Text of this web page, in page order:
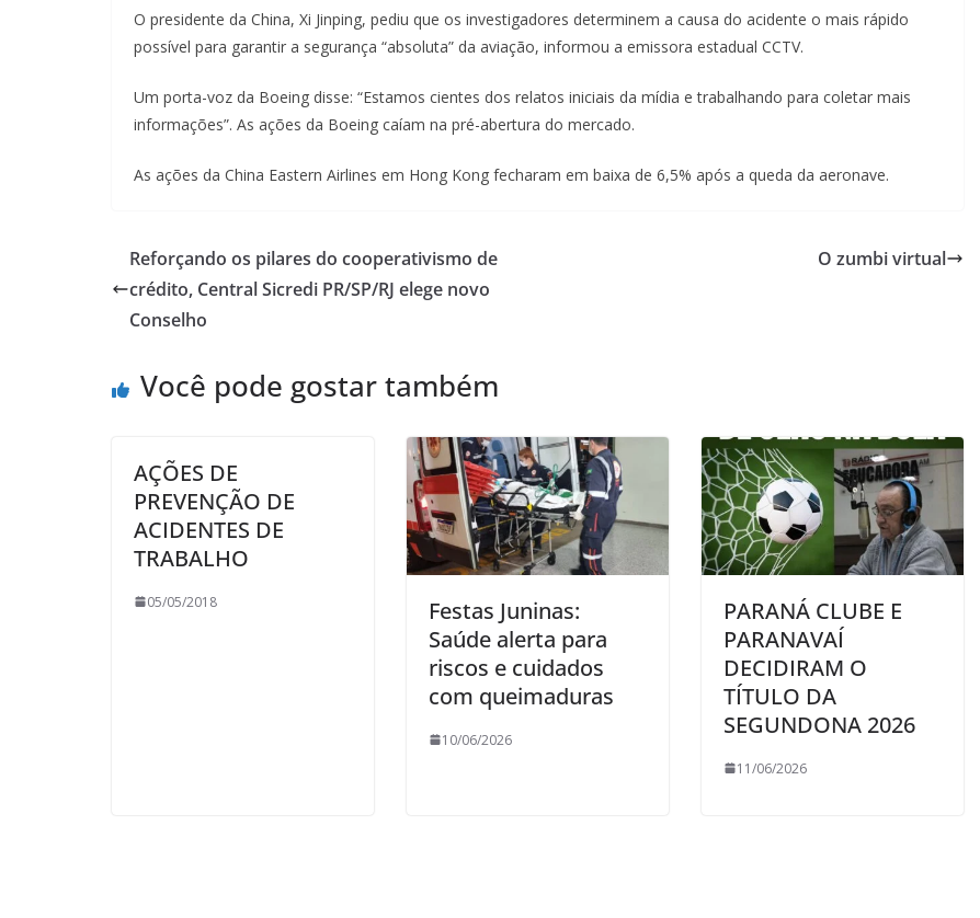
O presidente da China, Xi Jinping, pediu que os investigadores determinem a causa do acidente o mais rápido
possível para garantir a segurança “absoluta” da aviação, informou a emissora estadual CCTV.
Um porta-voz da Boeing disse: “Estamos cientes dos relatos iniciais da mídia e trabalhando para coletar mais
informações”. As ações da Boeing caíam na pré-abertura do mercado.
As ações da China Eastern Airlines em Hong Kong fecharam em baixa de 6,5% após a queda da aeronave.
Reforçando os pilares do cooperativismo de
crédito, Central Sicredi PR/SP/RJ elege novo
Conselho
O zumbi virtual
Você pode gostar também
AÇÕES DE
PREVENÇÃO DE
ACIDENTES DE
TRABALHO
05/05/2018
Festas Juninas:
Saúde alerta para
riscos e cuidados
com queimaduras
10/06/2026
PARANÁ CLUBE E
PARANAVAÍ
DECIDIRAM O
TÍTULO DA
SEGUNDONA 2026
11/06/2026